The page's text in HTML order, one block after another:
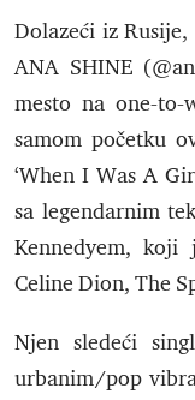
Dolazeći iz
ANA SHINE
mesto na one-to-
samom početku
‘When I Was A
sa legendarnim
Kennedyem, koji
Celine Dion, The
Njen sledeći
urbanim/pop